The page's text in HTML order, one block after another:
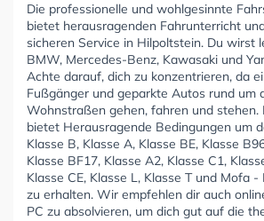
Die professionelle und wohlgesinnte
bietet herausragenden Fahrunterricht
sicheren Service in Hilpoltstein. Du wirst
BMW, Mercedes-Benz, Kawasaki und
Achte darauf, dich zu konzentrieren, da
Fußgänger und geparkte Autos rund um
Wohnstraßen gehen, fahren und stehen.
bietet Herausragende Bedingungen um
Klasse B, Klasse A, Klasse BE, Klasse
Klasse BF17, Klasse A2, Klasse C1,
Klasse CE, Klasse L, Klasse T und Mofa
zu erhalten. Wir empfehlen dir auch
PC zu absolvieren, um dich gut auf die